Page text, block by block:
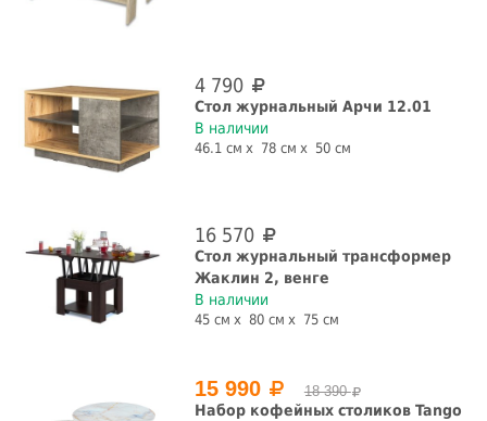
Ширина, см
Высота, см
4 790
Стол журнальный Арчи 12.01
В наличии
46.1 см 78 см 50 см
16 570
Стол журнальный трансформер
Жаклин 2, венге
В наличии
45 см 80 см 75 см
15 990 18 390
Набор кофейных столиков Tango